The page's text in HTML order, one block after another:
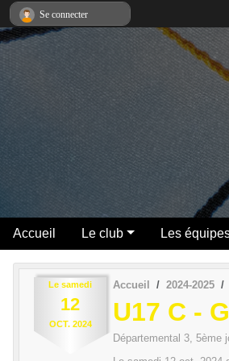
Accueil Le club Les
Le samedi
12
OCT. 2024
Accueil 2024-2025
U17 C -
Départemental 3, 5ème
Se connecter
Panneau de gestion des cookies